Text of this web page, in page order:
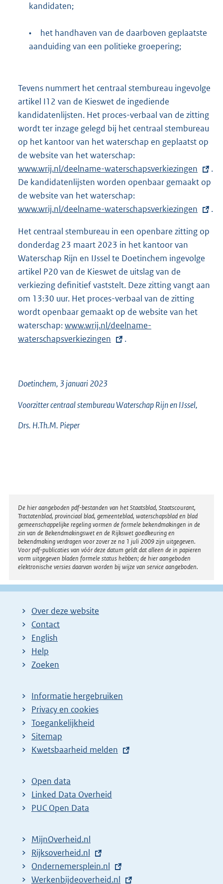
kandidaten;
•
het handhaven van de daarboven geplaatste
aanduiding van een politieke groepering;
Tevens nummert het centraal stembureau ingevolge
artikel I12 van de Kieswet de ingediende
kandidatenlijsten. Het proces-verbaal van de zitting
wordt ter inzage gelegd bij het centraal stembureau
op het kantoor van het waterschap en geplaatst op
de website van het waterschap:
x
t
r
e
l
i
n
k
:
www.wrij.nl/deelname-waterschapsverkiezingen
.
De kandidatenlijsten worden openbaar gemaakt op
de website van het waterschap:
x
e
r
n
e
l
i
n
k
www.wrij.nl/deelname-waterschapsverkiezingen .
Het centraal stembureau in een openbare zitting op
donderdag 23 maart 2023 in het kantoor van
Waterschap Rijn en IJssel te Doetinchem ingevolge
artikel P20 van de Kieswet de uitslag van de
verkiezing definitief vaststelt. Deze zitting vangt aan
om 13:30 uur. Het proces-verbaal van de zitting
wordt openbaar gemaakt op de website van het
waterschap:E
x
r
e
l
www.wrij.nl/deelname-
waterschapsverkiezingen
.
Doetinchem, 3 januari 2023
Voorzitter centraal stembureau Waterschap Rijn en IJssel,
Drs. H.Th.M. Pieper
Disclaimer
De hier aangeboden pdf-bestanden van het Staatsblad, Staatscourant,
Tractatenblad, provinciaal blad, gemeenteblad, waterschapsblad en blad
gemeenschappelijke regeling vormen de formele bekendmakingen in de
zin van de Bekendmakingswet en de Rijkswet goedkeuring en
bekendmaking verdragen voor zover ze na 1 juli 2009 zijn uitgegeven.
Voor pdf-publicaties van vóór deze datum geldt dat alleen de in papieren
vorm uitgegeven bladen formele status hebben; de hier aangeboden
elektronische versies daarvan worden bij wijze van service aangeboden.
Over deze website
Contact
English
Help
Zoeken
Informatie hergebruiken
Privacy en cookies
Toegankelijkheid
Sitemap
E
t
e
r
l
i
n
Kwetsbaarheid melden
Open data
Linked Data Overheid
PUC Open Data
MijnOverheid.nl
E
x
t
Rijksoverheid.nl
E
x
Ondernemersplein.nl
E
Werkenbijdeoverheid.nl